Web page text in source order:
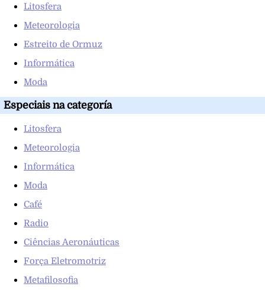
Litosfera
Meteorologia
Estreito de Ormuz
Informática
Moda
Especiais na categoría
Litosfera
Meteorologia
Informática
Moda
Café
Radio
Ciências Aeronáuticas
Força Eletromotriz
Metafilosofia